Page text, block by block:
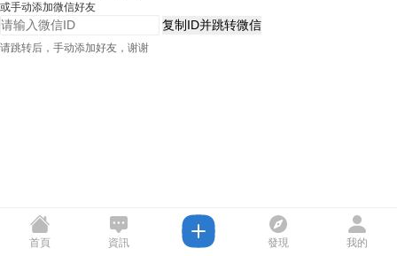
或手动添加微信好友
复制ID并跳转微信
请跳转后，手动添加好友，谢谢
首頁 資訊 發現 我的